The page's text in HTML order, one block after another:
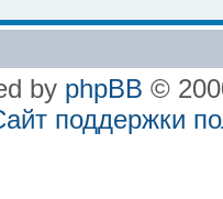
by phpBB ©
поддержки